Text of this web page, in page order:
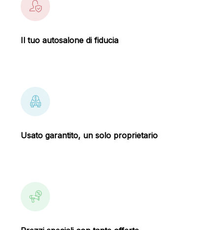
Il tuo autosalone di fiducia
Usato garantito, un solo proprietario